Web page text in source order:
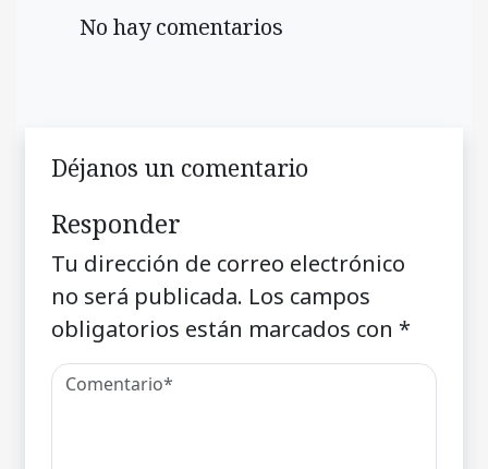
No hay comentarios
Déjanos un comentario
Responder
Tu dirección de correo electrónico
no será publicada. Los campos
obligatorios están marcados con *